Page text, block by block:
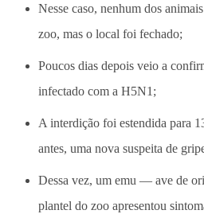
Nesse caso, nenhum dos
zoo, mas o local foi fechado;
Poucos dias depois veio a
infectado com a H5N1;
A interdição foi estendida para
antes, uma nova suspeita de
Dessa vez, um emu — ave de
plantel do zoo apresentou